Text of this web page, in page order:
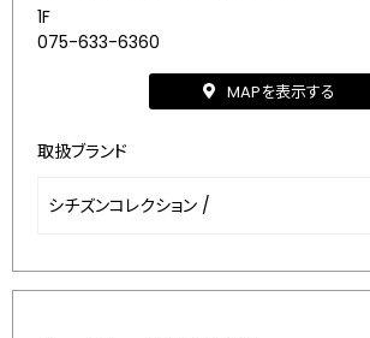
1F
075-633-6360
MAPを表示する
取扱ブランド
シチズンコレクション /